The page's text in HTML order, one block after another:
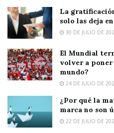
La
solo las deja
30 DE JULIO DE
El Mundial
volver a poner
mundo?
24 DE JULIO DE
¿Por qué la
marca no son
22 DE JULIO DE